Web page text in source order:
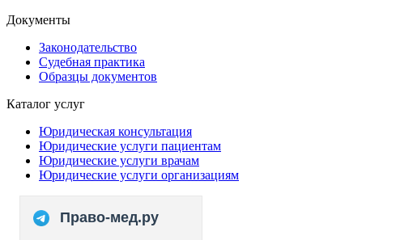
Документы
Законодательство
Судебная практика
Образцы документов
Каталог услуг
Юридическая консультация
Юридические услуги пациентам
Юридические услуги врачам
Юридические услуги организациям
Право-мед.ру